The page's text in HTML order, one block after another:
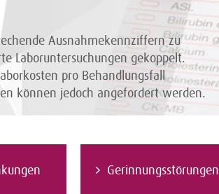
Ausnahmekennziffern zu
Laboruntersuchungen gekoppelt.
pro Behandlungsfall
können jedoch angefordert werden.
Gerinnungsstörungen